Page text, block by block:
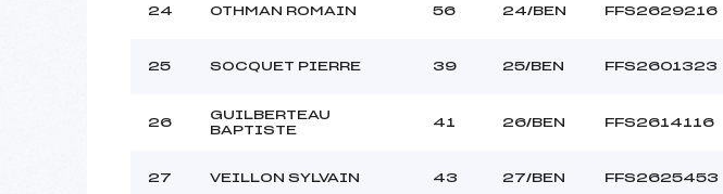
24 OTHMAN ROMAIN 56 24/BEN FFS2629216
25 SOCQUET PIERRE 39 25/BEN FFS2601323
26
GUILBERTEAU
BAPTISTE
41 26/BEN FFS2614116
27 VEILLON SYLVAIN 43 27/BEN FFS2625453